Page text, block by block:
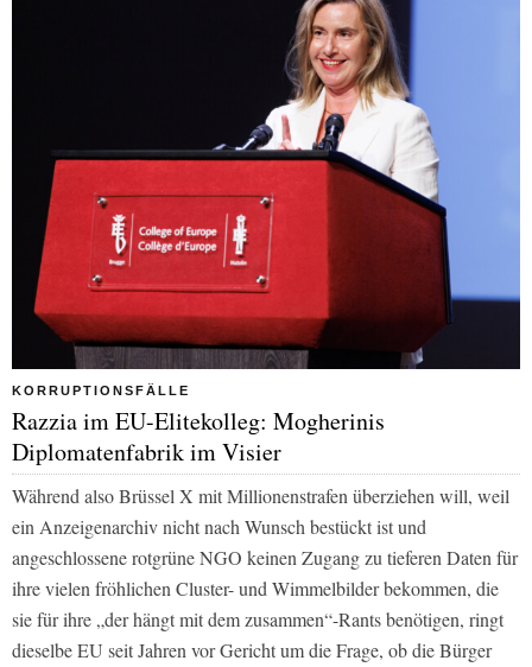
KORRUPTIONSFÄLLE
Razzia im EU-Elitekolleg: Mogherinis
Diplomatenfabrik im Visier
Während also Brüssel X mit Millionenstrafen überziehen will, weil
ein Anzeigenarchiv nicht nach Wunsch bestückt ist und
angeschlossene rotgrüne NGO keinen Zugang zu tieferen Daten für
ihre vielen fröhlichen Cluster- und Wimmelbilder bekommen, die
sie für ihre „der hängt mit dem zusammen“-Rants benötigen, ringt
dieselbe EU seit Jahren vor Gericht um die Frage, ob die Bürger